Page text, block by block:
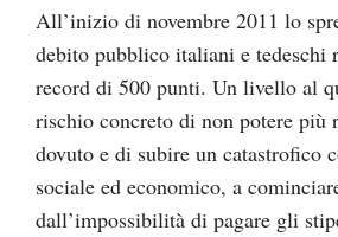
All’inizio di novembre 2011 lo
debito pubblico italiani e tedeschi
record di 500 punti. Un livello al
rischio concreto di non potere più
dovuto e di subire un catastrofico
sociale ed economico, a
dall’impossibilità di pagare gli